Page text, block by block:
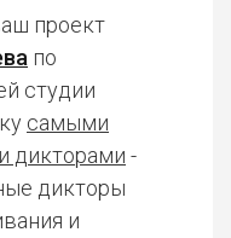
проект
по
студии
самыми
дикторами -
дикторы
и